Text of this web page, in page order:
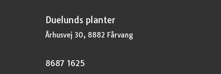
Duelunds planter
Århusvej 30, 8882 Fårvang
8687 1625